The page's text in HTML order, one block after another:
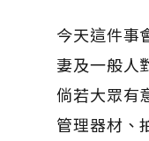
今天這件事
妻及一般人
倘若大眾有
管理器材、